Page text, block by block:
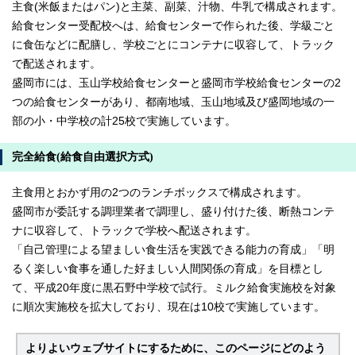
主食(米飯またはパン)と主菜、副菜、汁物、牛乳で構成されます。
給食センター受配校へは、給食センターで作られた後、学級ごと
に食缶などに配膳し、学校ごとにコンテナに収容して、トラック
で配送されます。
盛岡市には、玉山学校給食センターと盛岡市学校給食センターの2
つの給食センターがあり、都南地域、玉山地域及び盛岡地域の一
部の小・中学校の計25校で実施しています。
完全給食(給食自由選択方式)
主食用とおかず用の2つのランチボックスで構成されます。
盛岡市が委託する調理業者で調理し、盛り付けた後、断熱コンテ
ナに収容して、トラックで学校へ配送されます。
「自己管理による望ましい食生活を実践できる能力の育成」「明
るく楽しい食事を通した好ましい人間関係の育成」を目標とし
て、平成20年度に黒石野中学校で試行。ミルク給食実施校を対象
に順次実施校を拡大しており、現在は10校で実施しています。
よりよいウェブサイトにするために、このページにどのよう